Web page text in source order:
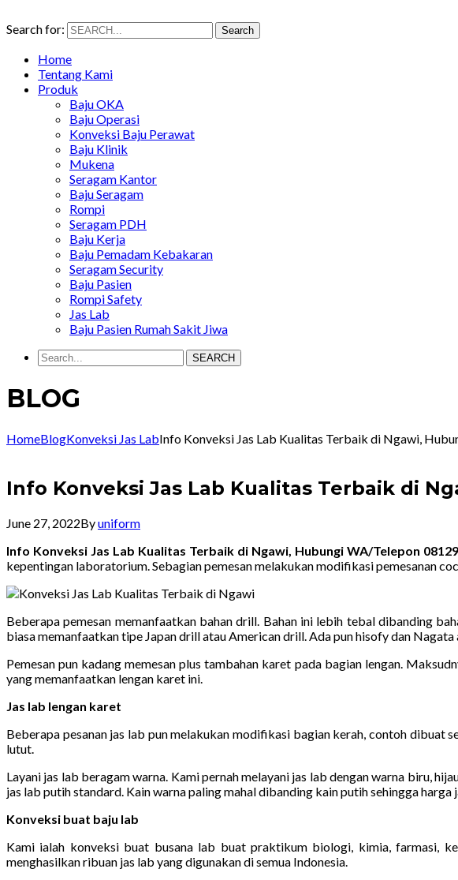
Search for: Search
Home
Tentang Kami
Produk
Baju OKA
Baju Operasi
Konveksi Baju Perawat
Baju Klinik
Mukena
Seragam Kantor
Baju Seragam
Rompi
Seragam PDH
Baju Kerja
Baju Pemadam Kebakaran
Seragam Security
Baju Pasien
Rompi Safety
Jas Lab
Baju Pasien Rumah Sakit Jiwa
SEARCH
BLOG
HomeBlogKonveksi Jas LabInfo Konveksi Jas Lab Kualitas Terbaik di Ngawi,
Info Konveksi Jas Lab Kualitas Terbaik di
June 27, 2022Byuniform
Info Konveksi Jas Lab Kualitas Terbaik di Ngawi, Hubungi WA/Telepon
kepentingan laboratorium. Sebagian pemesan melakukan modifikasi pemesanan
Beberapa pemesan memanfaatkan bahan drill. Bahan ini lebih tebal dibanding
biasa memanfaatkan tipe Japan drill atau American drill. Ada pun hisofy dan
Pemesan pun kadang memesan plus tambahan karet pada bagian lengan.
yang memanfaatkan lengan karet ini.
Jas lab lengan karet
Beberapa pesanan jas lab pun melakukan modifikasi bagian kerah, contoh dibuat
lutut.
Layani jas lab beragam warna. Kami pernah melayani jas lab dengan warna biru,
jas lab putih standard. Kain warna paling mahal dibanding kain putih sehingga harga
Konveksi buat baju lab
Kami ialah konveksi buat busana lab buat praktikum biologi, kimia, farmasi,
menghasilkan ribuan jas lab yang digunakan di semua Indonesia.